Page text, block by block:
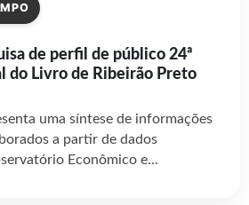
de perfil de público 24ª
do Livro de Ribeirão Preto
uma síntese de informações
a partir de dados
Econômico e...